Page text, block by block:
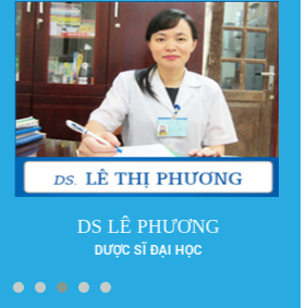
DS LÊ PHƯƠNG
DƯỢC SĨ ĐẠI HỌC